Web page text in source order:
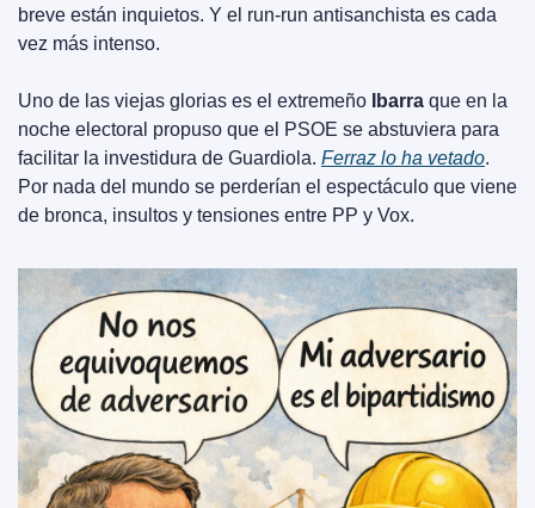
breve están inquietos. Y el run-run antisanchista es cada
vez más intenso.
Uno de las viejas glorias es el extremeño Ibarra que en la
noche electoral propuso que el PSOE se abstuviera para
facilitar la investidura de Guardiola. Ferraz lo ha vetado.
Por nada del mundo se perderían el espectáculo que viene
de bronca, insultos y tensiones entre PP y Vox.